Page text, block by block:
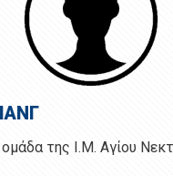
της Ι.Μ. Αγίου